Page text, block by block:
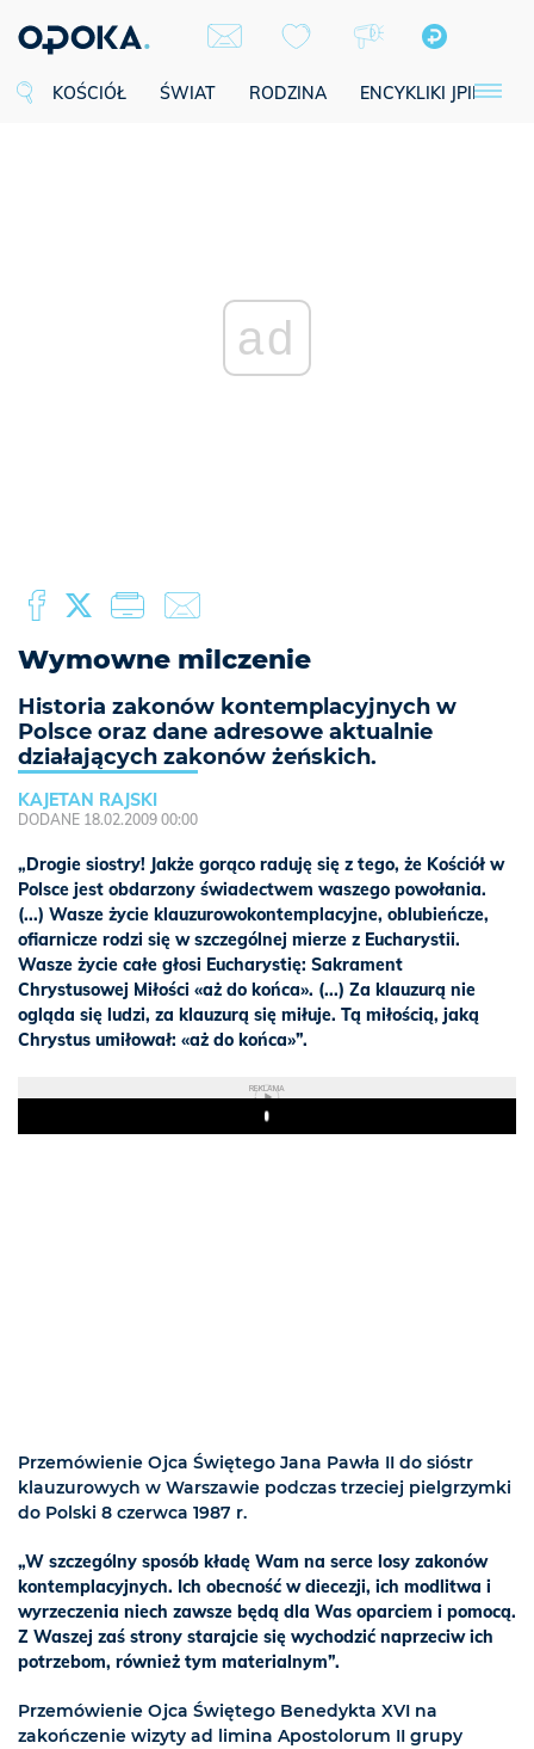
KOŚCIÓŁ ŚWIAT RODZINA ENCYKLIKI JPII
ad
Wymowne milczenie
Historia zakonów kontemplacyjnych w
Polsce oraz dane adresowe aktualnie
działających zakonów żeńskich.
KAJETAN RAJSKI
DODANE 18.02.2009 00:00
„Drogie siostry! Jakże gorąco raduję się z tego, że Kościół w
Polsce jest obdarzony świadectwem waszego powołania.
(...) Wasze życie klauzurowokontemplacyjne, oblubieńcze,
ofiarnicze rodzi się w szczególnej mierze z Eucharystii.
Wasze życie całe głosi Eucharystię: Sakrament
Chrystusowej Miłości «aż do końca». (...) Za klauzurą nie
ogląda się ludzi, za klauzurą się miłuje. Tą miłością, jaką
Chrystus umiłował: «aż do końca»”.
REKLAMA
Play
Przemówienie Ojca Świętego Jana Pawła II do sióstr
klauzurowych w Warszawie podczas trzeciej pielgrzymki
do Polski 8 czerwca 1987 r.
„W szczególny sposób kładę Wam na serce losy zakonów
kontemplacyjnych. Ich obecność w diecezji, ich modlitwa i
wyrzeczenia niech zawsze będą dla Was oparciem i pomocą.
Z Waszej zaś strony starajcie się wychodzić naprzeciw ich
potrzebom, również tym materialnym”.
Przemówienie Ojca Świętego Benedykta XVI na
zakończenie wizyty ad limina Apostolorum II grupy